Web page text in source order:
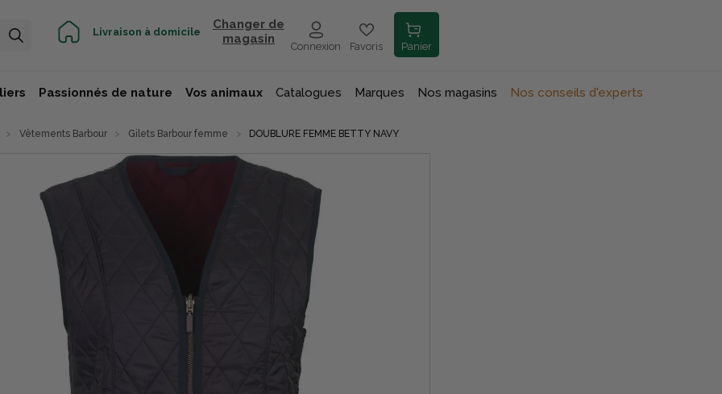
Livraison à domicile
Changer de
magasin
Connexion Favoris Panier
Passionnés de nature Vos animaux Catalogues Marques Nos magasins Nos conseils d'experts
Vêtements Barbour Gilets Barbour femme DOUBLURE FEMME BETTY NAVY